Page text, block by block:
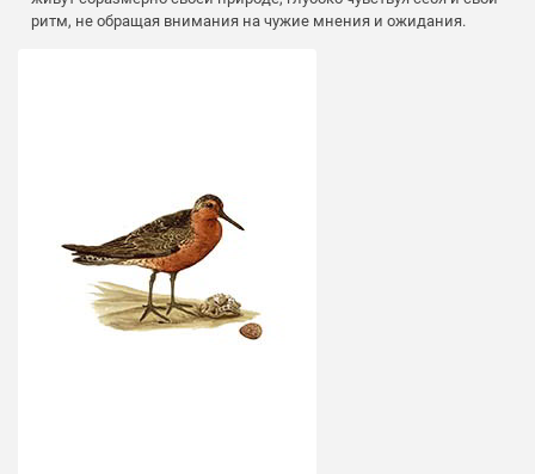
ритм, не обращая внимания на чужие мнения и ожидания.